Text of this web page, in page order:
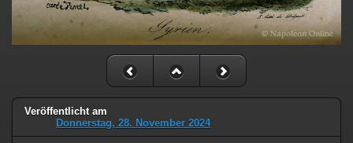
Veröffentlicht am
Donnerstag, 28. November 2024